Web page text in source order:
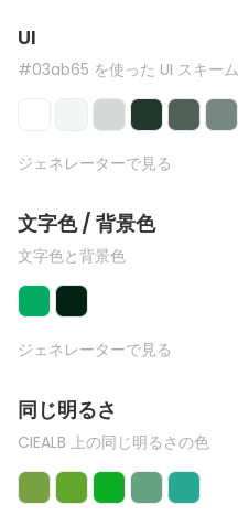
UI
#03ab65 を使った UI スキーム
ジェネレーターで見る
文字色 / 背景色
文字色と背景色
ジェネレーターで見る
同じ明るさ
CIEALB 上の同じ明るさの色